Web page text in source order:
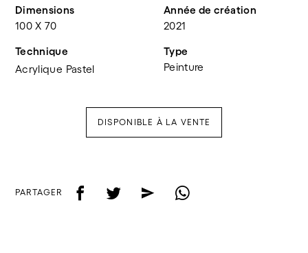
Dimensions
100 X 70
Année de création
2021
Technique
Acrylique Pastel
Type
Peinture
DISPONIBLE À LA VENTE
PARTAGER f t e w